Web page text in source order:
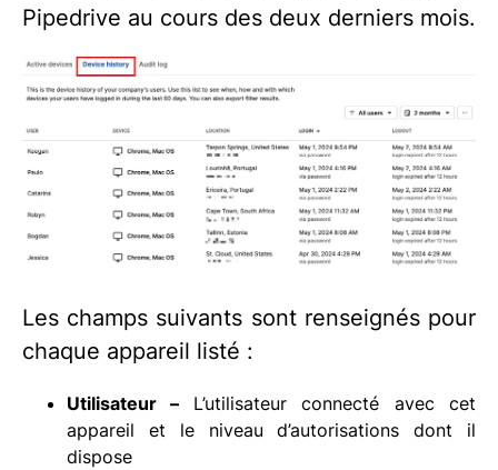
Pipedrive au cours des deux derniers mois.
Les champs suivants sont renseignés pour
chaque appareil listé :
Utilisateur – L’utilisateur connecté avec cet
appareil et le niveau d’autorisations dont il
dispose